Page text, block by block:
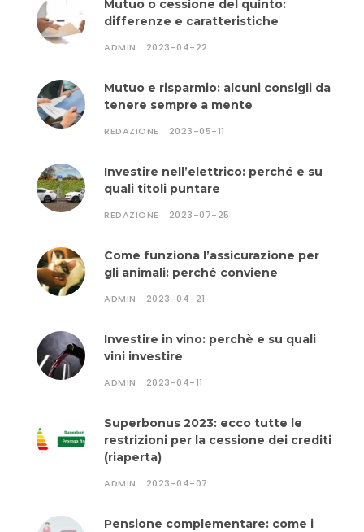
Mutuo o cessione del quinto:
differenze e caratteristiche
ADMIN 2023-04-22
Mutuo e risparmio: alcuni consigli da
tenere sempre a mente
REDAZIONE 2023-05-11
Investire nell’elettrico: perché e su
quali titoli puntare
REDAZIONE 2023-07-25
Come funziona l’assicurazione per
gli animali: perché conviene
ADMIN 2023-04-21
Investire in vino: perchè e su quali
vini investire
ADMIN 2023-04-11
Superbonus 2023: ecco tutte le
restrizioni per la cessione dei crediti
(riaperta)
ADMIN 2023-04-07
Pensione complementare: come i